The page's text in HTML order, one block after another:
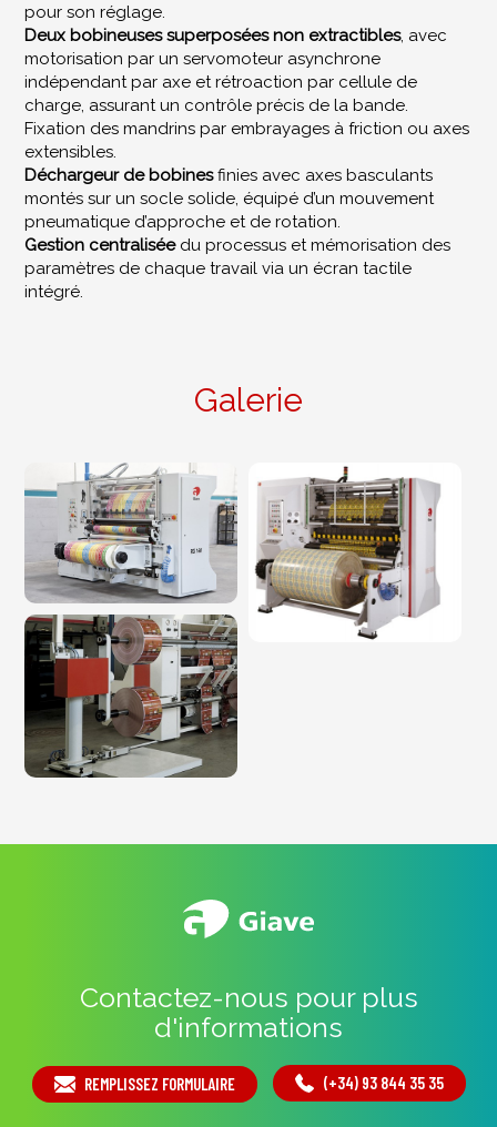
pour son réglage.
Deux bobineuses superposées non extractibles, avec
motorisation par un servomoteur asynchrone
indépendant par axe et rétroaction par cellule de
charge, assurant un contrôle précis de la bande.
Fixation des mandrins par embrayages à friction ou axes
extensibles.
Déchargeur de bobinesfinies avec axes basculants
montés sur un socle solide, équipé d’un mouvement
pneumatique d’approche et de rotation.
Gestion centraliséedu processus et mémorisation des
paramètres de chaque travail via un écran tactile
intégré.
Galerie
Contactez-nous pour plus
d'informations
REMPLISSEZ FORMULAIRE (+34) 93 844 35 35